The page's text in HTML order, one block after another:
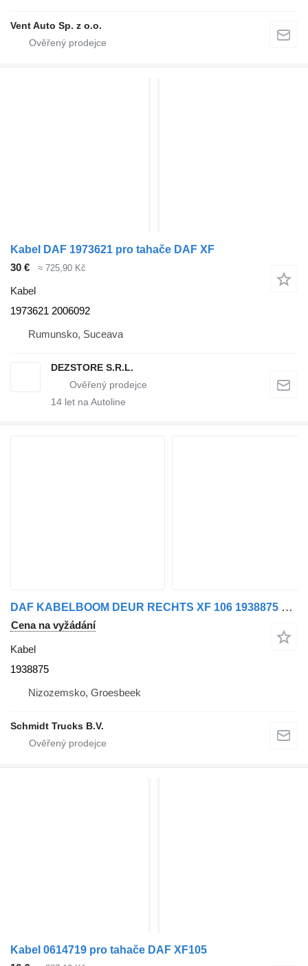
Vent Auto Sp. z o.o.
Kabel DAF 1973621 pro tahače DAF XF
30 €
≈ 725,90 Kč
Kabel
1973621 2006092
Rumunsko, Suceava
DEZSTORE S.R.L.
14 let na Autoline
DAF KABELBOOM DEUR RECHTS XF 106 1938875 pro nákladní auta
Cena na vyžádání
Kabel
1938875
Nizozemsko, Groesbeek
Schmidt Trucks B.V.
Kabel 0614719 pro tahače DAF XF105